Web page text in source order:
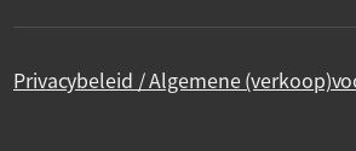
Privacybeleid / Algemene